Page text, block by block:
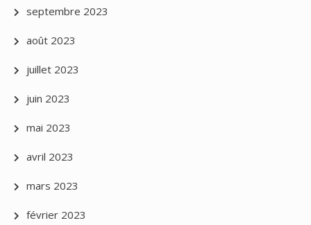
septembre 2023
août 2023
juillet 2023
juin 2023
mai 2023
avril 2023
mars 2023
février 2023